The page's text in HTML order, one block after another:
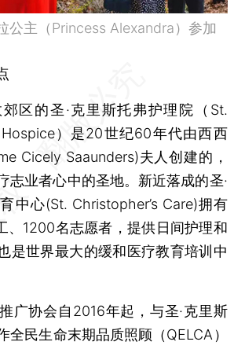
公主（Princess Alexandra）参加
的圣·克里斯托弗护理院（St.
Hospice）是20世纪60年代由西西
Cicely Saaunders)夫人创建的，
志业者心中的圣地。新近落成的圣·
中心(St. Christopher’s Care)拥有
、1200名志愿者，提供日间护理和
是世界最大的缓和医疗教育培训中
协会自2016年起，与圣·克里斯
全民生命末期品质照顾（QELCA）